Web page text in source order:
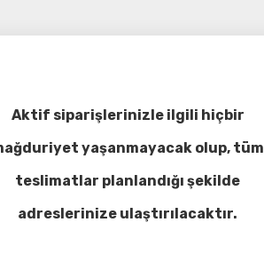
Aktif siparişlerinizle ilgili hiçbir
yaşanmayacak olup, tüm
teslimatlar planlandığı şekilde
adreslerinize ulaştırılacaktır.